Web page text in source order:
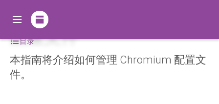
目录
配置文件
本指南将介绍如何管理 Chromium 配置文
件。